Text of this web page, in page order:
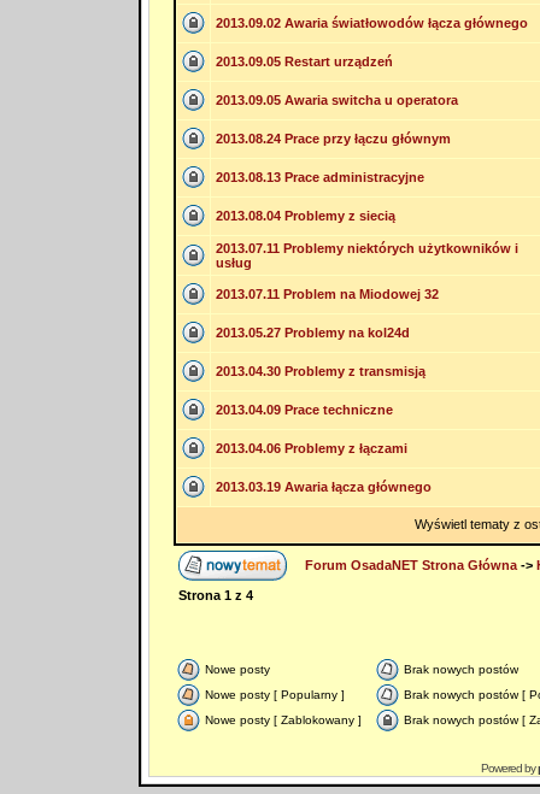
2013.09.02 Awaria światłowodów łącza głównego
2013.09.05 Restart urządzeń
2013.09.05 Awaria switcha u operatora
2013.08.24 Prace przy łączu głównym
2013.08.13 Prace administracyjne
2013.08.04 Problemy z siecią
2013.07.11 Problemy niektórych użytkowników i
usług
2013.07.11 Problem na Miodowej 32
2013.05.27 Problemy na kol24d
2013.04.30 Problemy z transmisją
2013.04.09 Prace techniczne
2013.04.06 Problemy z łączami
2013.03.19 Awaria łącza głównego
Wyświetl tematy z
Forum OsadaNET Strona Główna->
Strona 1z 4
Nowe posty
Brak nowych postów
Nowe posty [ Popularny ]
Brak nowych postów [
Nowe posty [ Zablokowany ]
Brak nowych postów [
Powered by